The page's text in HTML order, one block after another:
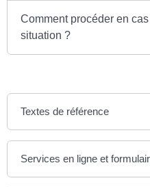
Comment procéder en
situation ?
Textes de référence
Services en ligne et